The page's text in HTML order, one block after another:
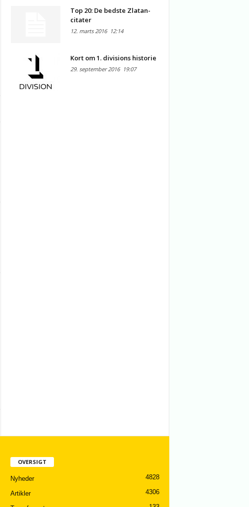
Top 20: De bedste Zlatan-
citater
12. marts 201612:14
Kort om 1. divisions historie
29. september 201619:07
OVERSIGT
Nyheder 4828
Artikler 4306